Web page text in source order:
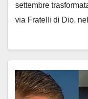
settembre
via Fratelli di Dio,